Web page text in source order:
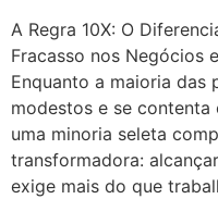
A Regra 10X: O
Fracasso nos Negócios
Enquanto a maioria das
modestos e se
uma minoria seleta
transformadora:
exige mais do que